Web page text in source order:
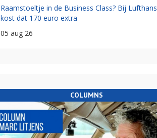
Raamstoeltje in de Business Class? Bij
kost dat 170 euro extra
05 aug 26
COLUMNS